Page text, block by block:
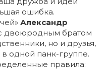
ошибка.
Александр
двоюродным братом
но и друзья,
одной панк-группе.
правила: